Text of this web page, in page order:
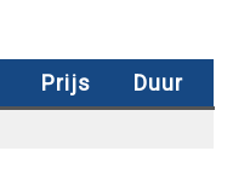
Prijs Duur